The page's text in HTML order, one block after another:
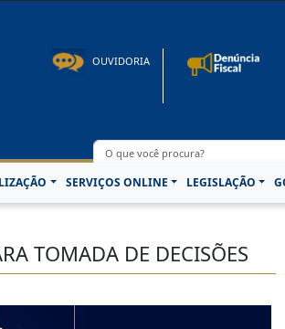
OUVIDORIA
SERVIÇOS ONLINE LEGISLAÇÃO
TOMADA DE DECISÕES